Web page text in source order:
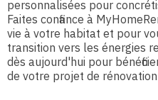
personnalisées pour
Faites confiance à
vie à votre habitat et pour
transition vers les énergies
dès aujourd'hui pour
de votre projet de